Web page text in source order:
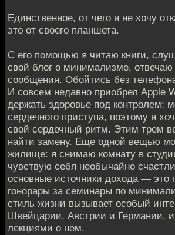
Единственное, от чего я не хочу
это от своего планшета.
С его помощью я читаю книги,
свой блог о минимализме, отвечаю
сообщения. Обойтись без
И совсем недавно приобрел Apple
держать здоровье под контролем:
сердечного приступа, поэтому я
свой сердечный ритм. Этим трем
найти замену. Еще одной вещью
жилище: я снимаю комнату в
чувствую себя необычайно
основные источники дохода — это
гонорары за семинары по
стиль жизни вызывает особый
Швейцарии, Австрии и Германии,
лекциями о нем.